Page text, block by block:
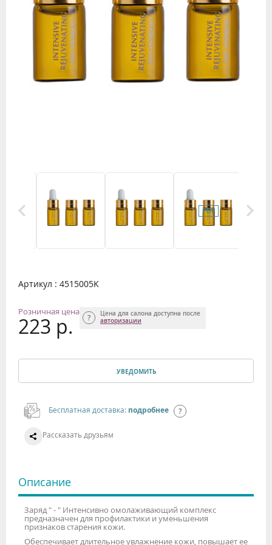
Артикул : 4515005K
Розничная цена
223 р.
Цена для салона доступна после
авторизации
УВЕДОМИТЬ
Бесплатная доставка: подробнее
Рассказать друзьям
Описание
Заряд " - " Интенсивно омолаживающий комплекс
предназначен для профилактики и уменьшения
признаков старения кожи.
Обеспечивает длительное увлажнение кожи, повышает ее